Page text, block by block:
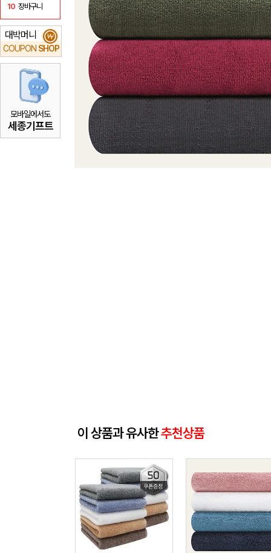
10 장바구니
대박머니
COUPON SHOP
₩
모바일에서도
세종기프트
이 상품과 유사한추천상품